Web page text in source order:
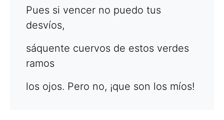
Pues si vencer no puedo tus
desvíos,
sáquente cuervos de estos verdes
ramos
los ojos. Pero no, ¡que son los míos!